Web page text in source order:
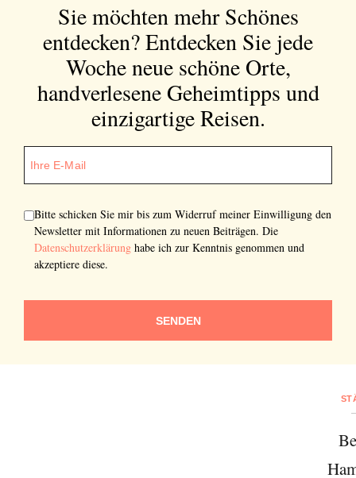
Sie möchten mehr Schönes
entdecken?Entdecken Sie jede
Woche neue schöne Orte,
handverlesene Geheimtipps und
einzigartige Reisen.
Bitte schicken Sie mir bis zum Widerruf meiner Einwilligung den
Newsletter mit Informationen zu neuen Beiträgen. Die
Datenschutzerklärung habe ich zur Kenntnis genommen und
akzeptiere diese.
SENDEN